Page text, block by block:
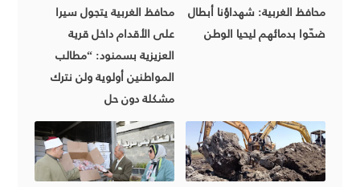
محافظ الغربية يتجول سيرا
على الأقدام داخل قرية
العزيزية بسمنود: “مطالب
المواطنين أولوية ولن نترك
مشكلة دون حل
محافظ الغربية: شهداؤنا أبطال
ضحّوا بدمائهم ليحيا الوطن